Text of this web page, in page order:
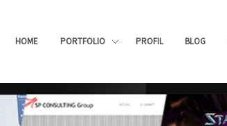
HOME PORTFOLIO PROFIL BLOG